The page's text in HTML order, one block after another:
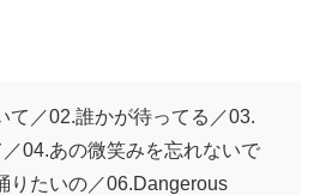
て／02.誰かが待ってる／03.
04.あの微笑みを忘れないで
りたいの／06.Dangerous